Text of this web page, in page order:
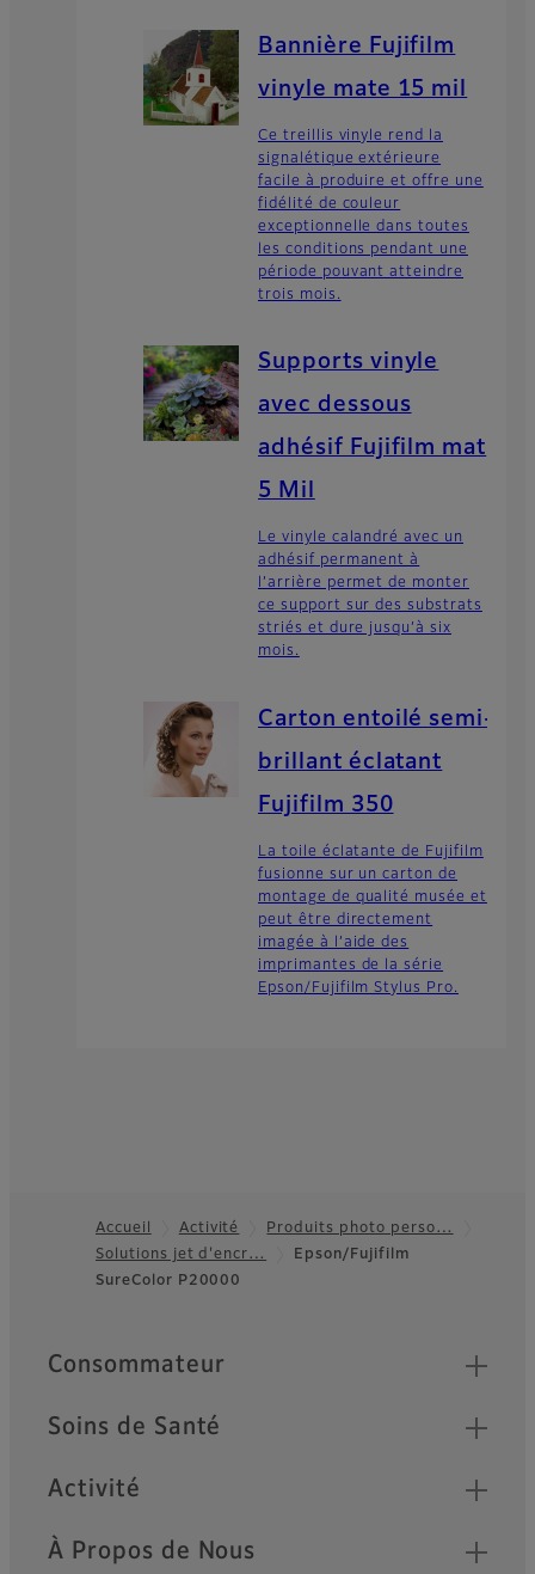
Bannière Fujifilm
vinyle mate 15 mil
Ce treillis vinyle rend la
signalétique extérieure
facile à produire et offre une
fidélité de couleur
exceptionnelle dans toutes
les conditions pendant une
période pouvant atteindre
trois mois.
Supports vinyle
avec dessous
adhésif Fujifilm mat
5 Mil
Le vinyle calandré avec un
adhésif permanent à
l’arrière permet de monter
ce support sur des substrats
striés et dure jusqu’à six
mois.
Carton entoilé semi-
brillant éclatant
Fujifilm 350
La toile éclatante de Fujifilm
fusionne sur un carton de
montage de qualité musée et
peut être directement
imagée à l’aide des
imprimantes de la série
Epson/Fujifilm Stylus Pro.
Footer
Accueil Activité
Produits photo perso…
Solutions jet d'encr…
Epson/Fujifilm
SureColor P20000
Quick Links
Consommateur
Soins de Santé
Activité
À Propos de Nous